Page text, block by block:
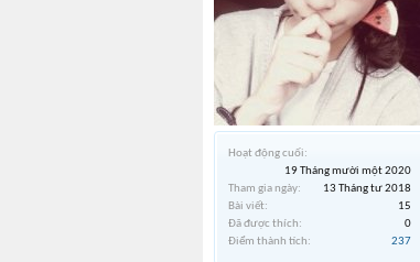
Hoạt động cuối:
19 Tháng mười một 2020
Tham gia ngày:
13 Tháng tư 2018
Bài viết:
15
Đã được thích:
0
Điểm thành tích:
237